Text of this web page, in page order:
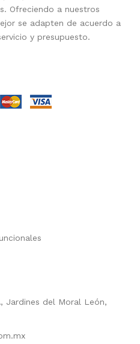
Ofreciendo a nuestros
se adapten de acuerdo a
y presupuesto.
Jardines del Moral León,